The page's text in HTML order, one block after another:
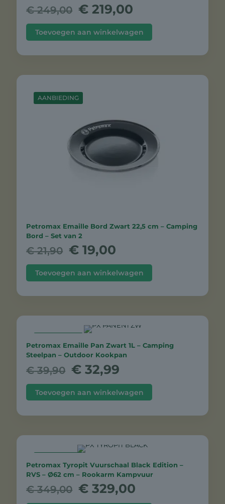
€249,00 Oorspronkelijke
prijs
was:
€ 249,00.
€ 219,00
is:
€ 219,00.
Toevoegen aan winkelwagen
AANBIEDING
Petromax Emaille Bord Zwart 22,5 cm – Camping
Bord – Set van 2
€21,90 Oorspronkelijke
prijs
was:
€ 21,90.
€ 19,00
is:
€ 19,00.
Toevoegen aan winkelwagen
Petromax Emaille Pan Zwart 1L – Camping
Steelpan – Outdoor Kookpan
€39,90 Oorspronkelijke
prijs
was:
€ 39,90.
€ 32,99
is:
€ 32,99.
Toevoegen aan winkelwagen
Petromax Tyropit Vuurschaal Black Edition –
RVS – Ø62 cm – Rookarm Kampvuur
€349,00 Oorspronkelijke
prijs
€ 329,00